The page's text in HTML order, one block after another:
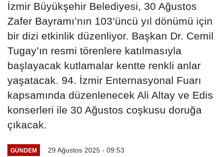
İzmir Büyükşehir Belediyesi, 30 Ağustos
Zafer Bayramı’nın 103’üncü yıl dönümü için
bir dizi etkinlik düzenliyor. Başkan Dr. Cemil
Tugay’ın resmi törenlere katılmasıyla
başlayacak kutlamalar kentte renkli anlar
yaşatacak. 94. İzmir Enternasyonal Fuarı
kapsamında düzenlenecek Ali Altay ve Edis
konserleri ile 30 Ağustos coşkusu doruğa
çıkacak.
GÜNDEM 29 Ağustos 2025 - 09:53